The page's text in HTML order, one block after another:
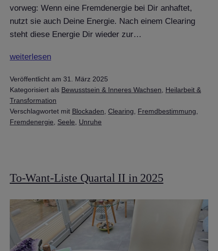
vorweg: Wenn eine Fremdenergie bei Dir anhaftet,
nutzt sie auch Deine Energie. Nach einem Clearing
steht diese Energie Dir wieder zur…
Was
ein
„Spirituelles
Clearing
–
weiterlesen
Veröffentlicht am 31. März 2025
Kategorisiert als Bewusstsein & Inneres Wachsen, Heilarbeit &
Transformation
Verschlagwortet mit Blockaden, Clearing, Fremdbestimmung,
Fremdenergie, Seele, Unruhe
To-Want-Liste Quartal II in 2025